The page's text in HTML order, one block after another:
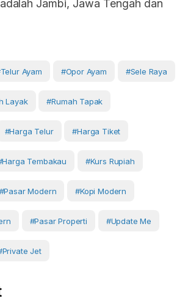
Jambi, Jawa Tengah dan
Ayam #opor Ayam #Sele Raya
Layak #rumah Tapak
#Harga Telur #harga Tiket
Tembakau #kurs Rupiah
#Pasar Modern #kopi Modern
#Pasar Properti #Update Me
Jet